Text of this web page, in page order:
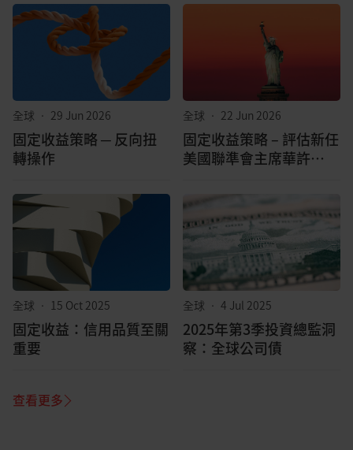
全球 • 29 Jun 2026
固定收益策略 ─ 反向扭
轉操作
全球 • 22 Jun 2026
固定收益策略 – 評估新任
美國聯準會主席華許
全球 • 15 Oct 2025
固定收益：信用品質至關
重要
全球 • 4 Jul 2025
2025年第3季投資總監洞
察：全球公司債
查看更多